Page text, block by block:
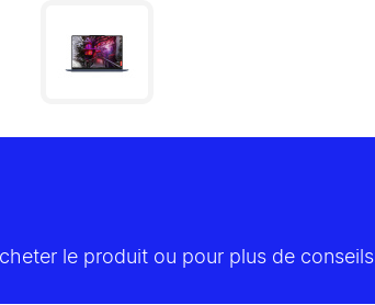
le produit ou pour plus de conseils